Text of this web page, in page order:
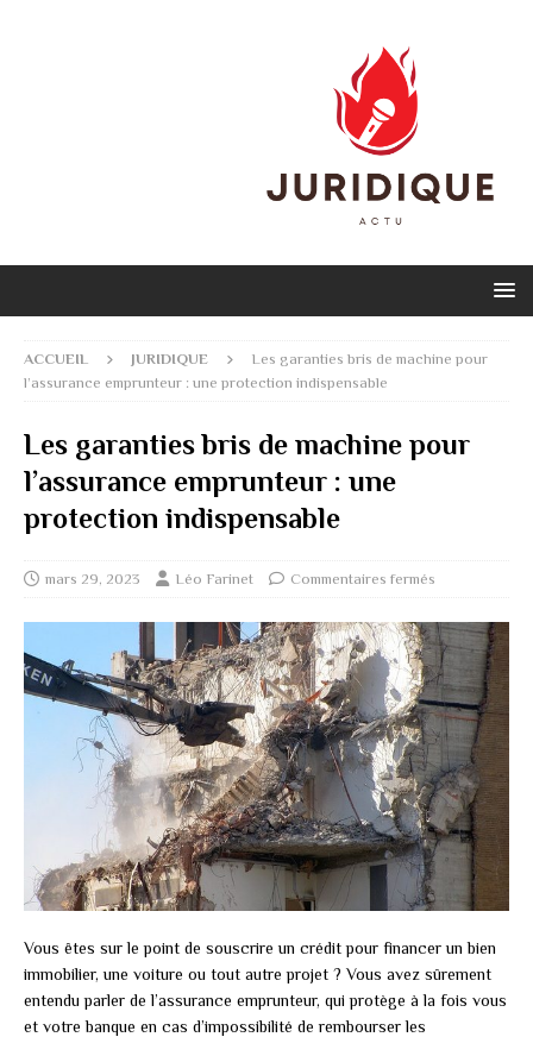
ACCUEIL JURIDIQUE
Les garanties bris de machine pour
l’assurance emprunteur : une protection indispensable
Les garanties bris de machine pour
l’assurance emprunteur : une
protection indispensable
mars 29, 2023 Léo Farinet Commentaires fermés
Vous êtes sur le point de souscrire un crédit pour financer un bien
immobilier, une voiture ou tout autre projet ? Vous avez sûrement
entendu parler de l’assurance emprunteur, qui protège à la fois vous
et votre banque en cas d’impossibilité de rembourser les